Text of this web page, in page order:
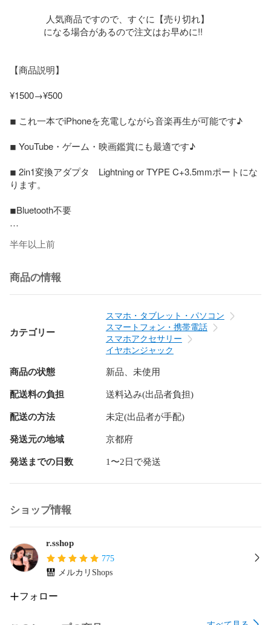
人気商品ですので、すぐに【売り切れ】
              になる場合があるので注文はお早めに!!
【商品説明】
¥1500→¥500
◾︎ これ一本でiPhoneを充電しながら音楽再生が可能です♪
◾︎ YouTube・ゲーム・映画鑑賞にも最適です♪
◾︎ 2in1変換アダプタ　Lightning or TYPE C+3.5mmポートにな
ります。
◾︎Bluetooth不要
◾︎長さ: 約13cm
◾︎ カラー: ホワイト
《注意》
※マイク・通話機能はご利用頂けません。
TYPEーCのみ対応
※ 本体に保護シールが貼ってあります。
※ 作動しない場合本製品の差し込み口を逆にして下さい。
※ デジタル出力→アナログ出力へ変換するもので
イヤホンの種類にもよりますが、ノイズがはいる場合
があります。不良品では御座いません。
《対応機種》
半年以上前
商品の情報
カテゴリー
スマホ・タブレット・パソコン
スマートフォン・携帯電話
スマホアクセサリー
イヤホンジャック
商品の状態 新品、未使用
配送料の負担 送料込み(出品者負担)
配送の方法 未定(出品者が手配)
発送元の地域 京都府
発送までの日数 1〜2日で発送
ショップ情報
r.sshop
775
メルカリShops
フォロー